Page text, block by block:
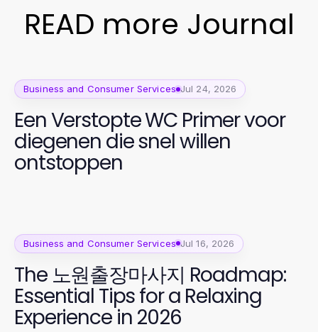
READ more Journal
Business and Consumer Services Jul 24, 2026
Een Verstopte WC Primer voor
diegenen die snel willen
ontstoppen
Business and Consumer Services Jul 16, 2026
The 노원출장마사지 Roadmap:
Essential Tips for a Relaxing
Experience in 2026